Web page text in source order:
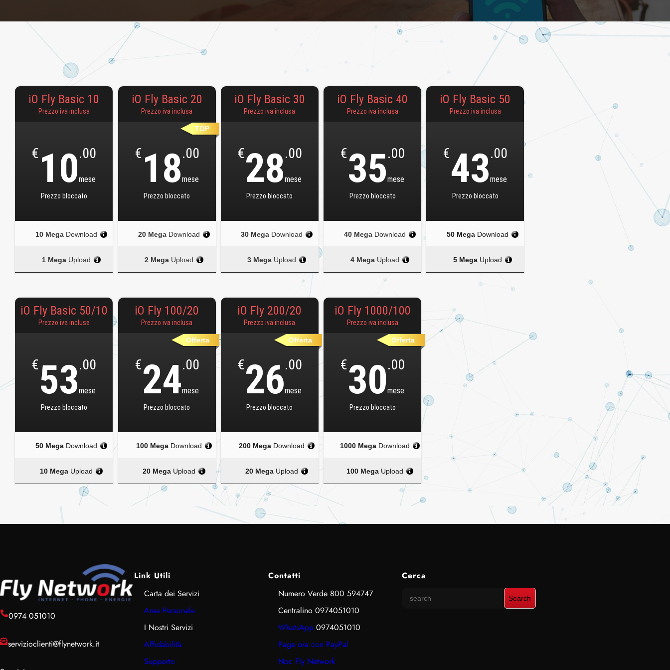
iO Fly Basic 10
Prezzo iva inclusa
€ 10.00
mese
Prezzo bloccato
10 Mega Download
1 Mega Upload
TOP
iO Fly Basic 20
Prezzo iva inclusa
€ 18.00
mese
Prezzo bloccato
20 Mega Download
2 Mega Upload
iO Fly Basic 30
Prezzo iva inclusa
€28.00
mese
Prezzo bloccato
30 Mega Download
3 Mega Upload
iO Fly Basic 40
Prezzo iva inclusa
€35.00
mese
Prezzo bloccato
40 Mega Download
4 Mega Upload
iO Fly Basic 50
Prezzo iva inclusa
€43.00
mese
Prezzo bloccato
50 Mega Download
5 Mega Upload
iO Fly Basic 50/10
Prezzo iva inclusa
€53.00
mese
Prezzo bloccato
50 Mega Download
10 Mega Upload
Offerta
iO Fly 100/20
Prezzo iva inclusa
€24.00
mese
Prezzo bloccato
100 Mega Download
20 Mega Upload
Offerta
iO Fly 200/20
Prezzo iva inclusa
€26.00
mese
Prezzo bloccato
200 Mega Download
20 Mega Upload
Offerta
iO Fly 1000/100
Prezzo iva inclusa
€30.00
mese
Prezzo bloccato
1000 Mega Download
100 Mega Upload
0974 051010
servizioclienti@flynetwork.it
Link Utili
Carta dei Servizi
Area Personale
I Nostri Servizi
Affidabilità
Supporto
Contatti
Numero Verde 800 594747
Centralino 0974051010
WhatsApp 0974051010
Paga ora con PayPal
Noc Fly Network
Cerca
Search